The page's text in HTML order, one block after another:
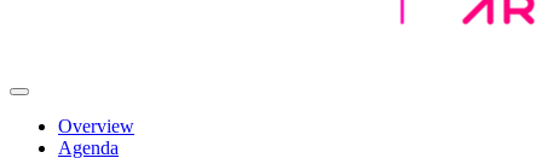
Overview
Agenda